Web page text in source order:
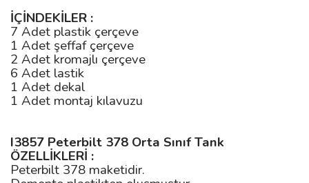
İÇİNDEKİLER :
7 Adet plastik çerçeve
1 Adet şeffaf çerçeve
2 Adet kromajlı çerçeve
6 Adet lastik
1 Adet dekal
1 Adet montaj kılavuzu
I3857 Peterbilt 378 Orta Sınıf Tank
ÖZELLİKLERİ :
Peterbilt 378 maketidir.